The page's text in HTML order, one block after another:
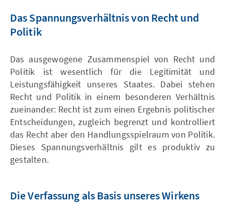
Das Spannungsverhältnis von Recht und
Politik
Das ausgewogene Zusammenspiel von Recht und
Politik ist wesentlich für die Legitimität und
Leistungsfähigkeit unseres Staates. Dabei stehen
Recht und Politik in einem besonderen Verhältnis
zueinander: Recht ist zum einen Ergebnis politischer
Entscheidungen, zugleich begrenzt und kontrolliert
das Recht aber den Handlungsspielraum von Politik.
Dieses Spannungsverhältnis gilt es produktiv zu
gestalten.
Die Verfassung als Basis unseres Wirkens